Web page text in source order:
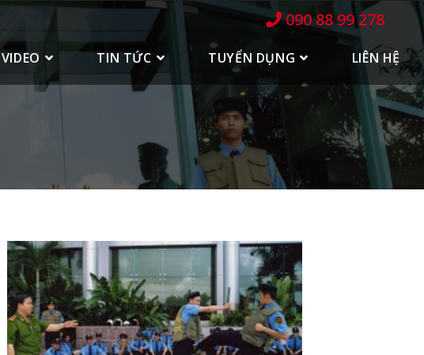
090 88 99 278
VIDEO TIN TỨC TUYỂN DỤNG LIÊN HỆ